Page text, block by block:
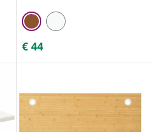
€ 44